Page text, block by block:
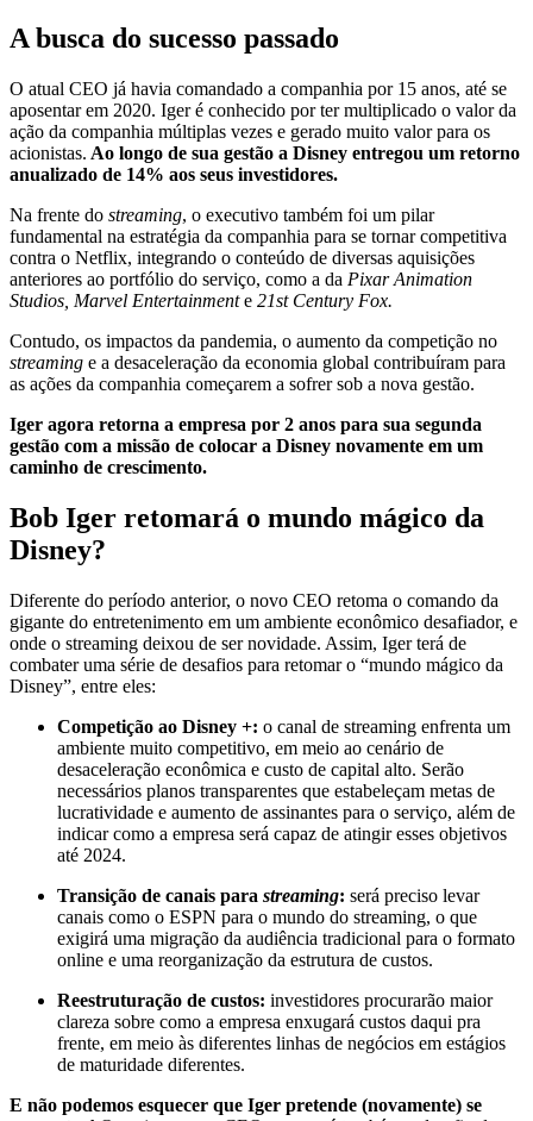
A busca do sucesso passado
O atual CEO já havia comandado a companhia por 15 anos, até se
aposentar em 2020. Iger é conhecido por ter multiplicado o valor da
ação da companhia múltiplas vezes e gerado muito valor para os
acionistas. Ao longo de sua gestão a Disney entregou um retorno
anualizado de 14% aos seus investidores.
Na frente do streaming, o executivo também foi um pilar
fundamental na estratégia da companhia para se tornar competitiva
contra o Netflix, integrando o conteúdo de diversas aquisições
anteriores ao portfólio do serviço, como a da Pixar Animation
Studios, Marvel Entertainmente 21st Century Fox.
Contudo, os impactos da pandemia, o aumento da competição no
streaming e a desaceleração da economia global contribuíram para
as ações da companhia começarem a sofrer sob a nova gestão.
Iger agora retorna a empresa por 2 anos para sua segunda
gestão com a missão de colocar a Disney novamente em um
caminho de crescimento.
Bob Iger retomará o mundo mágico da
Disney?
Diferente do período anterior, o novo CEO retoma o comando da
gigante do entretenimento em um ambiente econômico desafiador, e
onde o streaming deixou de ser novidade. Assim, Iger terá de
combater uma série de desafios para retomar o “mundo mágico da
Disney”, entre eles:
Competição ao Disney +: o canal de streaming enfrenta um
ambiente muito competitivo, em meio ao cenário de
desaceleração econômica e custo de capital alto. Serão
necessários planos transparentes que estabeleçam metas de
lucratividade e aumento de assinantes para o serviço, além de
indicar como a empresa será capaz de atingir esses objetivos
até 2024.
Transição de canais para streaming: será preciso levar
canais como o ESPN para o mundo do streaming, o que
exigirá uma migração da audiência tradicional para o formato
online e uma reorganização da estrutura de custos.
Reestruturação de custos: investidores procurarão maior
clareza sobre como a empresa enxugará custos daqui pra
frente, em meio às diferentes linhas de negócios em estágios
de maturidade diferentes.
E não podemos esquecer que Iger pretende (novamente) se